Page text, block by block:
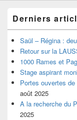
Derniers
Saül – Régina :
Retour sur la
1000 Rames et
Stage aspirant
Portes ouvertes de
août 2025
A la recherche du
2025